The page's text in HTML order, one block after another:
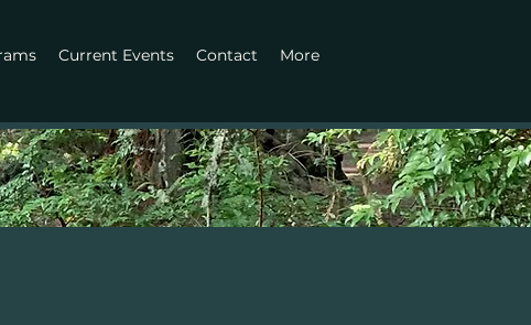
Current Events Contact More